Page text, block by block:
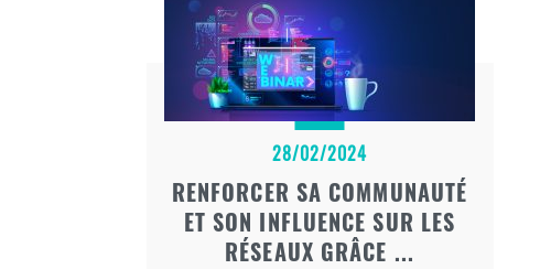
28/02/2024
RENFORCER SA COMMUNAUTÉ
ET SON INFLUENCE SUR LES
RÉSEAUX GRÂCE ...